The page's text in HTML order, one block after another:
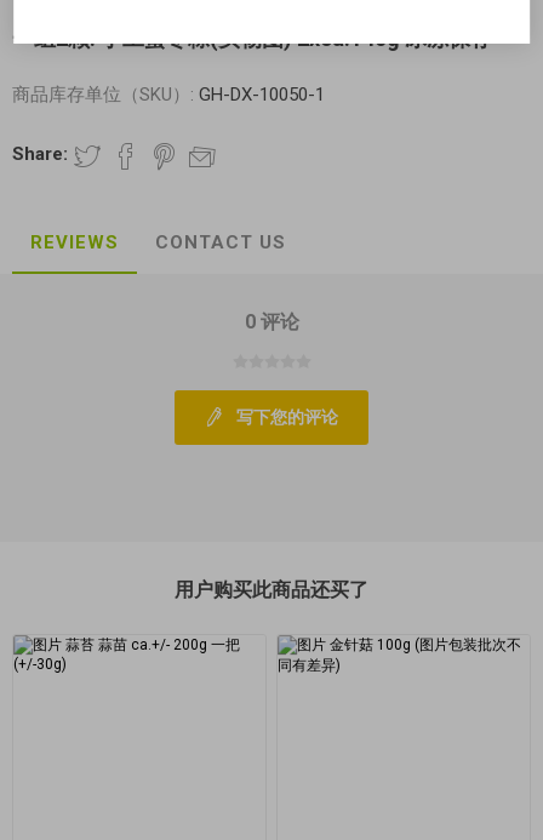
一组2颗! 手工蜜枣粽(实物图) 2xca.140g 冰冻保存
商品库存单位（SKU）: GH-DX-10050-1
Share:
REVIEWS CONTACT US
0 评论
写下您的评论
用户购买此商品还买了